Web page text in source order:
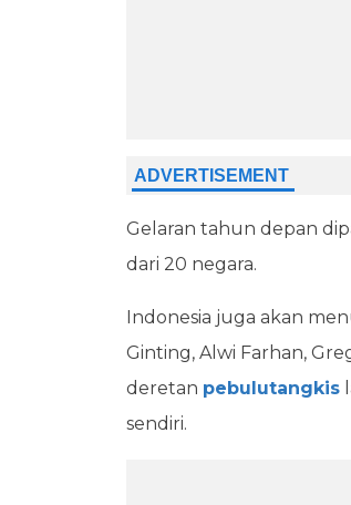
Gelaran tahun depan
dari 20 negara.
Indonesia juga akan
Ginting, Alwi Farhan,
deretan pebulutangkis
sendiri.